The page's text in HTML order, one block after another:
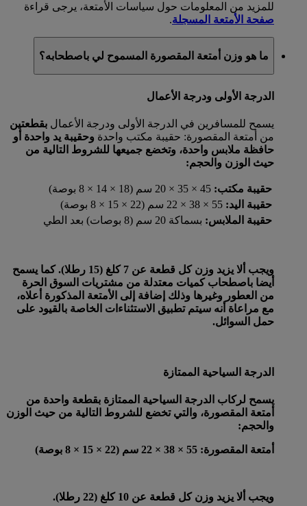
للمزيد من المعلومات حول سياسات الأمتعة، يرجى قراءة
صفحة الأمتعة المسجلة.
ما هو وزن أمتعة المقصورة المسموح لي باصطحابه؟
الدرجة الأولى ودرجة الأعمال
يسمح للمسافرين في الدرجة الأولى ودرجة الأعمال بقطعتين
من أمتعة المقصورة: حقيبة مكتب واحدة وحقيبة يد واحدة أو
حافظة ملابس واحدة، وتخضع جميعها للشروط التالية من
حيث الوزن والحجم:
حقيبة مكتب:
حقيبة اليد:
حقيبة الملابس: بسماكة 20 سم (8 بوصات) بعد الطي
ويجب ألا يزيد وزن كل قطعة عن 7 كلغ (15 رطلا). كما يسمح
أيضا باصطحاب كميات معتدلة من مشتريات السوق الحرة
من العطور وغيرها وذلك إضافة إلى الأمتعة المذكورة أعلاه،
مع مراعاة أنه سيتم تطبيق الاستثناءات الخاصة بالقيود على
حمل السوائل.
الدرجة السياحية الممتازة
يسمح لركاب الدرجة السياحية الممتازة بقطعة واحدة من
أمتعة المقصورة، والتي تخضع للشروط التالية من حيث الوزن
والحجم:
أمتعة المقصورة: 55 × 38 × 22 سم (22 × 15 × 8 بوصة)
ويجب ألا يزيد وزن كل قطعة عن 10 كلغ (22 رطلا).